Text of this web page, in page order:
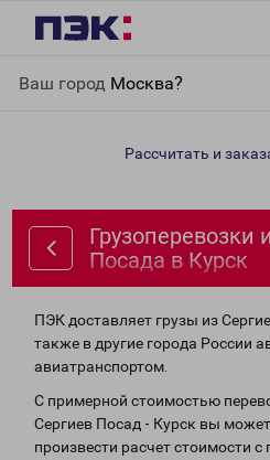
Ваш город Москва?
Курск
Рассчитать и
Грузоперевозки
Посада в Курск
ПЭК доставляет грузы из
также в другие города России
авиатранспортом.
С примерной стоимостью
Сергиев Посад - Курск вы
произвести расчет стоимости